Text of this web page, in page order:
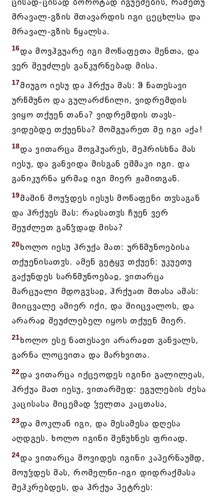
მრავალ-გზის შთავარდის იგი ცეცხლსა და
მრავალ-გზის წყალსა.
16და მოვჰგუარე იგი მოწაფეთა შენთა, და
ვერ შეუძლეს განკურნებად მისა.
17მიუგო იესუ და ჰრქუა მას: ჵ ნათესავი
ურწმუნო და გულარძნილი, ვიდრემდის
ვიყო თქუენ თანა? ვიდრემდის თავს-
ვიდებდე თქუენსა? მომგუარეთ მე იგი აქა!
18და ვითარცა მოგჰუარეს, შეჰრისხნა მას
იესუ, და განვიდა მისგან ეშმაკი იგი. და
განიკურნა ყრმაჲ იგი მიერ ჟამითგან.
19მაშინ მოუჴდეს იესუს მოწაფენი თჳსაგან
და ჰრქუეს მას: რაჲსათჳს ჩუენ ვერ
შეუძლეთ განჴდად მისა?
20ხოლო იესუ ჰრუქა მათ: ურწმუნოებისა
თქუენისათჳს. ამენ გეტყჳ თქუენ: უკუეთუ
გაქუნდეს სარწმუნოებაჲ, ვითარცა
მარცუალი მდოგჳსაჲ, ჰრქუათ მთასა ამას:
მიიცვალე ამიერ იქი, და მიიცვალოს, და
არარაჲ შეუძლებელ იყოს თქუენ მიერ.
21ხოლო ესე ნათესავი არარაჲთ განვალს,
გარნა ლოცვითა და მარხვითა.
22და ვითარცა იქცეოდეს იგინი გალილეას,
ჰრქუა მათ იესუ, ვითარმედ: ეგულების ძესა
კაცისასა მიცემად ჴელთა კაცთასა,
23და მოკლან იგი, და მესამესა დღესა
აღდგეს. ხოლო იგინი შეწუხნეს ფრიად.
24და ვითარცა მოვიდეს იგინი კაპერნაუმდ,
მოუჴდეს მას, რომელნი-იგი დიდრაქმასა
შეჰკრებდეს, და ჰრქუა პეტრეს: